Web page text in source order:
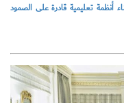
أنظمة تعليمية قادرة على الصمود